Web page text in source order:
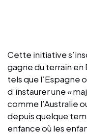
Cette initiative
gagne du terrain en
tels que l’Espagne
d’instaurer une «
comme l’Australie
depuis quelque
enfance où les